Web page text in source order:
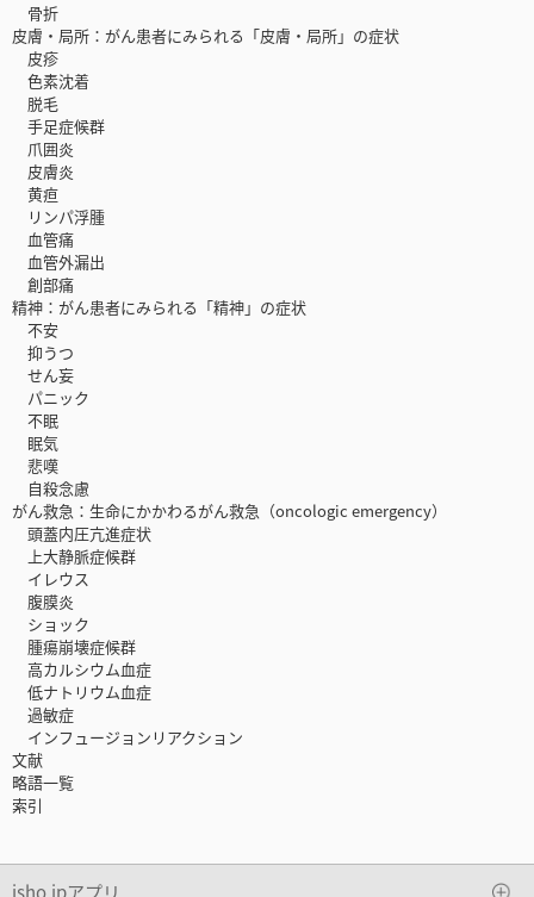
骨折
皮膚・局所：がん患者にみられる「皮膚・局所」の症状
皮疹
色素沈着
脱毛
手足症候群
爪囲炎
皮膚炎
黄疸
リンパ浮腫
血管痛
血管外漏出
創部痛
精神：がん患者にみられる「精神」の症状
不安
抑うつ
せん妄
パニック
不眠
眠気
悲嘆
自殺念慮
がん救急：生命にかかわるがん救急（oncologic emergency）
頭蓋内圧亢進症状
上大静脈症候群
イレウス
腹膜炎
ショック
腫瘍崩壊症候群
高カルシウム血症
低ナトリウム血症
過敏症
インフュージョンリアクション
文献
略語一覧
索引
isho.jpアプリ